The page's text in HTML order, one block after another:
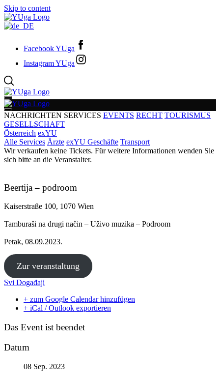
Skip to content
Facebook YUga
Instagram YUga
NACHRICHTEN SERVICES EVENTS RECHT TOURISMUS
GESELLSCHAFT
Österreich exYU
Alle Services Ärzte exYU Geschäfte Transport
Wir verkaufen keine Tickets. Für weitere Informationen wenden Sie
sich bitte an die Veranstalter.
Beertija – podroom
Kaiserstraße 100, 1070 Wien
Tamburaši na drugi način – Uživo muzika – Podroom
Petak, 08.09.2023.
Zur veranstaltung
Svi Događaji
+ zum Google Calendar hinzufügen
+ iCal / Outlook exportieren
Das Event ist beendet
Datum
08 Sep. 2023